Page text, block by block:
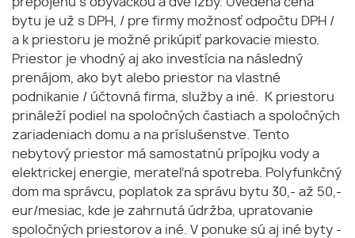
bytu je už s DPH, / pre firmy možnosť odpočtu DPH /
a k priestoru je možné prikúpiť parkovacie miesto.
Priestor je vhodný aj ako investícia na následný
prenájom, ako byt alebo priestor na vlastné
podnikanie / účtovná firma, služby a iné. K priestoru
prináleží podiel na spoločných častiach a spoločných
zariadeniach domu a na príslušenstve. Tento
nebytový priestor má samostatnú prípojku vody a
elektrickej energie, merateľná spotreba. Polyfunkčný
dom ma správcu, poplatok za správu bytu 30,- až 50,-
eur/mesiac, kde je zahrnutá údržba, upratovanie
spoločných priestorov a iné. V ponuke sú aj iné byty -